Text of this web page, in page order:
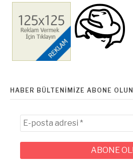
HABER BÜLTENIMIZE ABONE OLUN
E-
posta
adresi